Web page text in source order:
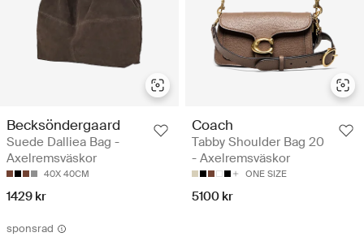
Becksöndergaard
Suede Dalliea Bag -
Axelremsväskor
40X 40CM
1429 kr
Coach
Tabby Shoulder Bag 20
- Axelremsväskor
ONE SIZE
5100 kr
sponsrad